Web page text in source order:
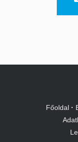
Főoldal ·